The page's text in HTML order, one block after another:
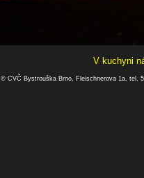
V kuchyni
© CVČ Bystrouška Brno, Fleischnerova 1a, tel.